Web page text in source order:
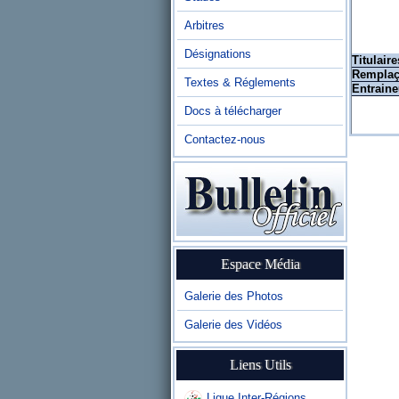
Arbitres
Désignations
Textes & Réglements
Docs à télécharger
Contactez-nous
Espace Média
Galerie des Photos
Galerie des Vidéos
Liens Utils